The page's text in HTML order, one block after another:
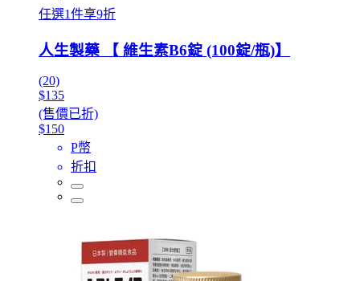
任選1件享9折
人生製藥 【 維生素B6錠 (100錠/瓶)】
(20)
$135
(售價已折)
$150
P幣
折扣